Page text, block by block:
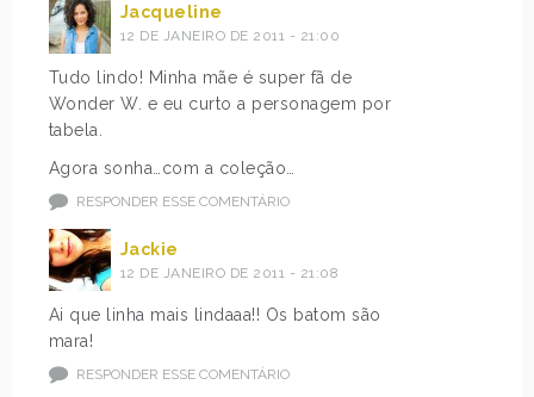
Jacqueline
12 DE JANEIRO DE 2011 - 21:00
Tudo lindo! Minha mãe é super fã de
Wonder W. e eu curto a personagem por
tabela.
Agora sonha…com a coleção…
RESPONDER ESSE COMENTÁRIO
Jackie
12 DE JANEIRO DE 2011 - 21:08
Ai que linha mais lindaaa!! Os batom são
mara!
RESPONDER ESSE COMENTÁRIO